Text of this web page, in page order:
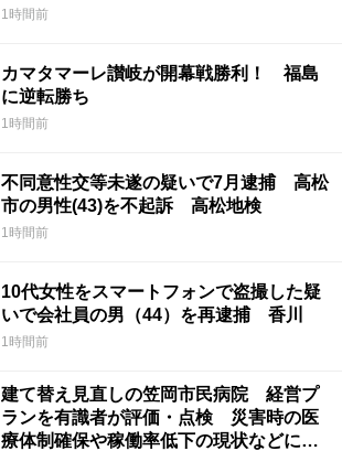
1時間前
カマタマーレ讃岐が開幕戦勝利！ 福島
に逆転勝ち
1時間前
不同意性交等未遂の疑いで7月逮捕 高松
市の男性(43)を不起訴 高松地検
1時間前
10代女性をスマートフォンで盗撮した疑
いで会社員の男（44）を再逮捕 香川
1時間前
建て替え見直しの笠岡市民病院 経営プ
ランを有識者が評価・点検 災害時の医
療体制確保や稼働率低下の現状などに意